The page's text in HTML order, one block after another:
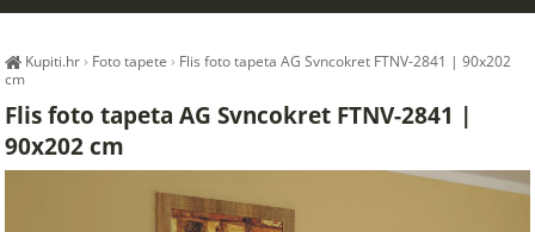
Kupiti.hr› Foto tapete › Flis foto tapeta AG Svncokret FTNV-2841 | 90x202
cm
Flis foto tapeta AG Svncokret FTNV-2841 |
90x202 cm